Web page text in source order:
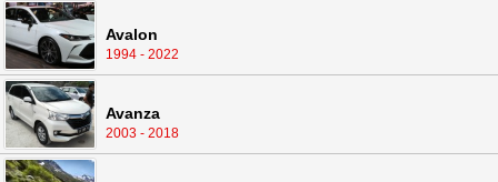
Avalon
1994 - 2022
Avanza
2003 - 2018